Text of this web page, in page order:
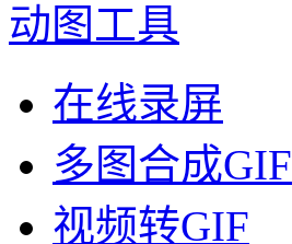
动图工具
在线录屏
多图合成GIF
视频转GIF